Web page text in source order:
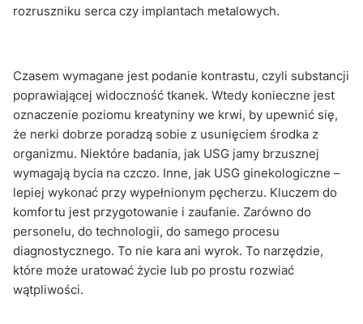
rozruszniku serca czy implantach metalowych.
Czasem wymagane jest podanie kontrastu, czyli substancji
poprawiającej widoczność tkanek. Wtedy konieczne jest
oznaczenie poziomu kreatyniny we krwi, by upewnić się,
że nerki dobrze poradzą sobie z usunięciem środka z
organizmu. Niektóre badania, jak USG jamy brzusznej
wymagają bycia na czczo. Inne, jak USG ginekologiczne –
lepiej wykonać przy wypełnionym pęcherzu. Kluczem do
komfortu jest przygotowanie i zaufanie. Zarówno do
personelu, do technologii, do samego procesu
diagnostycznego. To nie kara ani wyrok. To narzędzie,
które może uratować życie lub po prostu rozwiać
wątpliwości.